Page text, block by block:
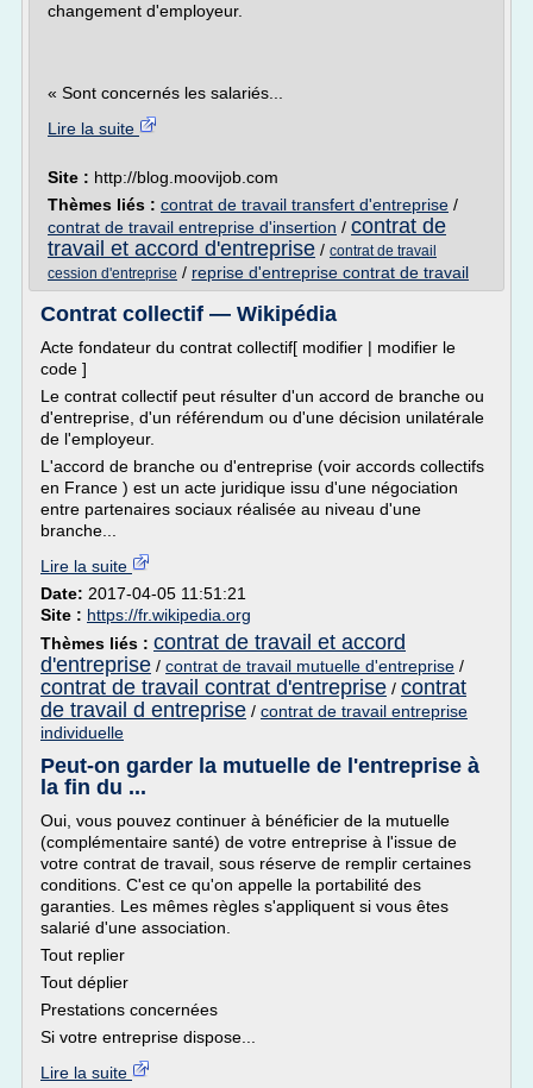
changement d'employeur.
« Sont concernés les salariés...
Lire la suite
Site : http://blog.moovijob.com
Thèmes liés : contrat de travail transfert d'entreprise /
contrat de travail entreprise d'insertion / contrat de
travail et accord d'entreprise / contrat de travail
cession d'entreprise / reprise d'entreprise contrat de travail
Contrat collectif — Wikipédia
Acte fondateur du contrat collectif[ modifier | modifier le
code ]
Le contrat collectif peut résulter d'un accord de branche ou
d'entreprise, d'un référendum ou d'une décision unilatérale
de l'employeur.
L'accord de branche ou d'entreprise (voir accords collectifs
en France ) est un acte juridique issu d'une négociation
entre partenaires sociaux réalisée au niveau d'une
branche...
Lire la suite
Date: 2017-04-05 11:51:21
Site : https://fr.wikipedia.org
Thèmes liés : contrat de travail et accord
d'entreprise / contrat de travail mutuelle d'entreprise /
contrat de travail contrat d'entreprise / contrat
de travail d entreprise / contrat de travail entreprise
individuelle
Peut-on garder la mutuelle de l'entreprise à
la fin du ...
Oui, vous pouvez continuer à bénéficier de la mutuelle
(complémentaire santé) de votre entreprise à l'issue de
votre contrat de travail, sous réserve de remplir certaines
conditions. C'est ce qu'on appelle la portabilité des
garanties. Les mêmes règles s'appliquent si vous êtes
salarié d'une association.
Tout replier
Tout déplier
Prestations concernées
Si votre entreprise dispose...
Lire la suite